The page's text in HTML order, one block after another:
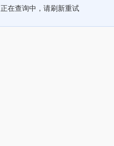
正在查询中，请刷新重试